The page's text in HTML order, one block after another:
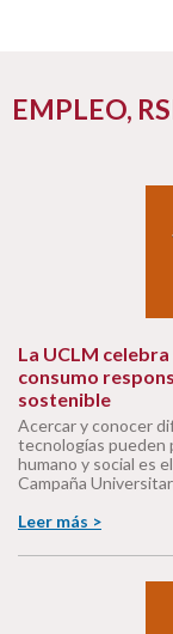
EMPLEO,
La UCLM
consumo
sostenible
Acercar y conocer
tecnologías pueden
humano y social es
Campaña
Leer más >